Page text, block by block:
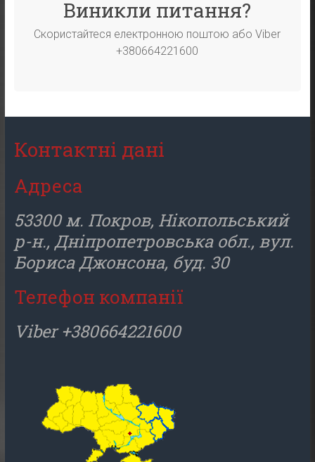
Виникли питання?
Скористайтеся електронною поштою або Viber
+380664221600
Контактні дані
Адреса
53300 м. Покров, Нікопольський
р-н., Дніпропетровська обл., вул.
Бориса Джонсона, буд. 30
Телефон компанії
Viber +380664221600